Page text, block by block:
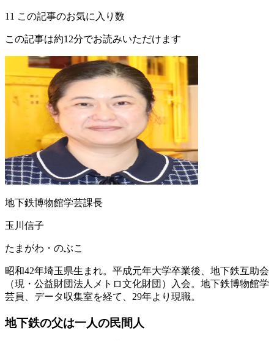
11 この記事のお気に入り数
この記事は約12分でお読みいただけます
地下鉄博物館学芸課長
玉川信子
たまがわ・のぶこ
昭和42年埼玉県生まれ。平成元年大学卒業後、地下鉄互助会
（現・公益財団法人メトロ文化財団）入会。地下鉄博物館学
芸員、データ収集室を経て、29年より現職。
地下鉄の父は一人の民間人